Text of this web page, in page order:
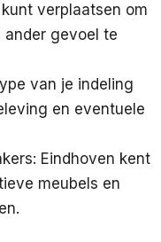
verplaatsen om
ander gevoel te
van je indeling
en eventuele
Eindhoven kent
meubels en